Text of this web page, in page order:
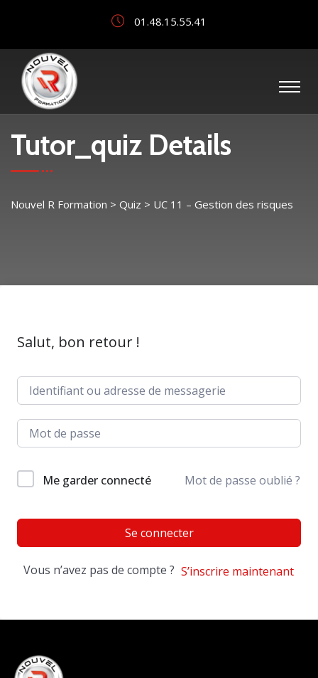
01.48.15.55.41
Tutor_quiz Details
Nouvel R Formation > Quiz > UC 11 – Gestion des risques
Salut, bon retour !
Me garder connecté Mot de passe oublié ?
Se connecter
Vous n’avez pas de compte ? S’inscrire maintenant